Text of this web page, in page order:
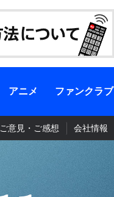
アニメ ファンクラブ
ご意見・ご感想 会社情報